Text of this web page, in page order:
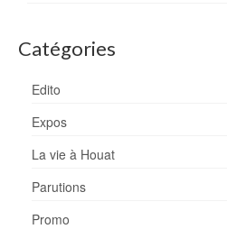
Catégories
Edito
Expos
La vie à Houat
Parutions
Promo